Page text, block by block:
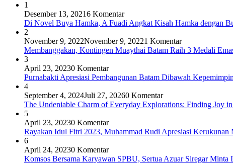
1
Desember 13, 20216 Komentar
Di Novel Buya Hamka, A Fuadi Angkat Kisah Hamka dengan
2
November 9, 2022November 9, 20221 Komentar
Membanggakan, Kontingen Muaythai Batam Raih 3 Medali
3
April 23, 20230 Komentar
Purnabakti Apresiasi Pembangunan Batam Dibawah
4
September 4, 2024Juli 27, 20260 Komentar
The Undeniable Charm of Everyday Explorations: Finding Joy
5
April 23, 20230 Komentar
Rayakan Idul Fitri 2023, Muhammad Rudi Apresiasi
6
April 24, 20230 Komentar
Komsos Bersama Karyawan SPBU, Sertua Azuar Siregar Minta